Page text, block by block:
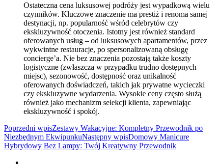
Ostateczna cena luksusowej podróży jest wypadkową wielu
czynników. Kluczowe znaczenie ma prestiż i renoma samej
destynacji, np. popularność wśród celebrytów czy
ekskluzywność otoczenia. Istotny jest również standard
oferowanych usług – od luksusowych apartamentów, przez
wykwintne restauracje, po spersonalizowaną obsługę
concierge’a. Nie bez znaczenia pozostają także koszty
logistyczne (zwłaszcza w przypadku trudno dostępnych
miejsc), sezonowość, dostępność oraz unikalność
oferowanych doświadczeń, takich jak prywatne wycieczki
czy ekskluzywne wydarzenia. Wysokie ceny często służą
również jako mechanizm selekcji klienta, zapewniając
ekskluzywność i spokój.
Nawigacja
wpisu
Poprzedni wpisZestawy Wakacyjne: Kompletny Przewodnik po
Niezbędnym EkwipunkuNastępny wpisDomowy Manicure
Hybrydowy Bez Lampy: Twój Kreatywny Przewodnik